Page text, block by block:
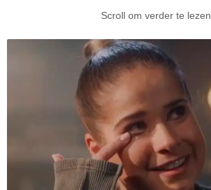
Scroll om verder te lezen